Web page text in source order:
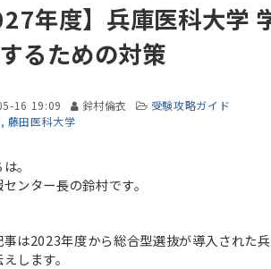
年度】兵庫医科大学
るための対策
16 19:09 鈴村倫衣
受験攻略ガイド
藤田医科大学
。
ンター長の鈴村です。
は2023年度から総合型選抜が導入された
します。